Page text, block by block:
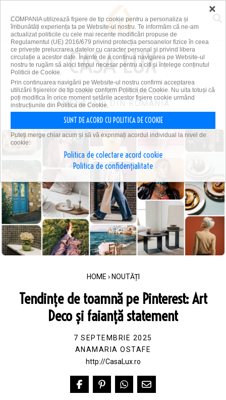
PRIMA PLATFORMĂ DE
AMENAJĂRI DIN ROMÂNIA
HOME › NOUTĂȚI
Tendințe de toamnă pe Pinterest: Art
Deco și faianță statement
7 SEPTEMBRIE 2025
ANAMARIA OSTAFE
http://CasaLux.ro
×
COMPANIA utilizează fişiere de tip cookie pentru a personaliza și
îmbunătăți experiența ta pe Website-ul nostru. Te informăm că ne-am
actualizat politicile cu cele mai recente modificări propuse de
Regulamentul (UE) 2016/679 privind protecția persoanelor fizice în ceea
ce privește prelucrarea datelor cu caracter personal și privind libera
circulație a acestor date. Înainte de a continua navigarea pe Website-ul
nostru te rugăm să aloci timpul necesar pentru a citi și înțelege conținutul
Politicii de Cookie.
Prin continuarea navigării pe Website-ul nostru confirmi acceptarea
utilizării fişierelor de tip cookie conform Politicii de Cookie. Nu uita totuși că
poți modifica în orice moment setările acestor fişiere cookie urmând
instrucțiunile din Politica de Cookie.
SUNT DE ACORD CU POLITICA DE COOKIE
Puteți merge chiar acum și să vă exprimați acordul individual la nivel de
cookie:
Politica de colectare acord cookie
Politica de confidențialitate